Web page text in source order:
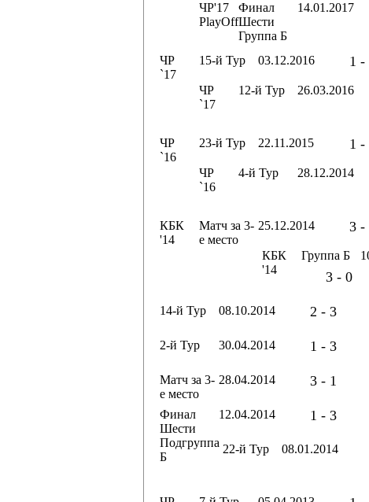
ЧР'17
PlayOff
Финал
Шести
Группа Б
14.01.2017
ЧР
`17
15-й Тур 03.12.2016 1 -
ЧР
`17
12-й Тур 26.03.2016
ЧР
`16
23-й Тур 22.11.2015 1 -
ЧР
`16
4-й Тур 28.12.2014
КБК
'14
Матч за 3-
е место
25.12.2014 3 -
КБК
'14
Группа Б
3 - 0
14-й Тур
08.10.2014 2 - 3
2-й Тур
30.04.2014 1 - 3
Матч за 3-
е место
28.04.2014 3 - 1
Финал
Шести
Подгруппа
Б
12.04.2014 1 - 3
22-й Тур
08.01.2014